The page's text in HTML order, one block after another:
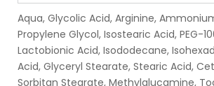
Aqua, Glycolic Acid, Arginine,
Propylene Glycol, Isostearic Acid, PEG-
Lactobionic Acid, Isododecane,
Acid, Glyceryl Stearate, Stearic Acid,
Sorbitan Stearate, Methylglucamine,